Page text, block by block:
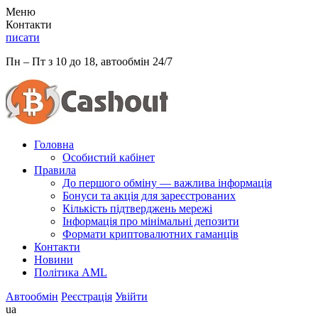
Меню
Контакти
писати
Пн – Пт з 10 до 18, автообмін 24/7
Головна
Особистий кабінет
Правила
До першого обміну — важлива інформація
Бонуси та акція для зареєстрованих
Кількість підтверджень мережі
Інформація про мінімальні депозити
Формати криптовалютних гаманців
Контакти
Новини
Політика AML
Автообмін Реєстрація Увійти
ua